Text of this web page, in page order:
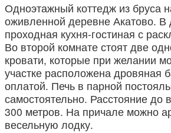
Одноэтажный коттедж из бруса
оживленной деревне Акатово. В
проходная кухня-гостиная с
Во второй комнате стоят две
кровати, которые при желании
участке расположена дровяная
оплатой. Печь в парной
самостоятельно. Расстояние
300 метров. На причале можно
весельную лодку.